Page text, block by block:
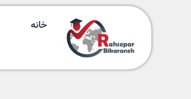
خانه پزشکی